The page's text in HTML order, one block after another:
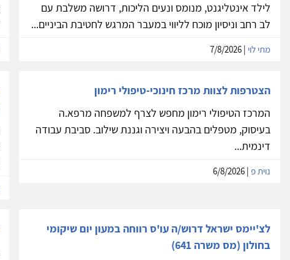
לילד אינטליגנט, מנומס ונעים הליכות, דרושה משלבת עם
לב רחב וניסיון מוכח לליווי במעבר המרגש לחטיבת הביניים...
מתי לוי
הצטרפות לצוות מרכז חינוכי-טיפולי רימון
המרכז הטיפולי רימון מחפש לצרף למשפחה מרפא.ה
בעיסוק, מטפלים בהבעה ויצירה וגננת שילוב. סביבת עבודה
דינמית...
נוית פ
לצ'יימס ישראל דרוש/ה עו'ס רווחה במעון יום שיקומי
בחולון (מס משרה 641)